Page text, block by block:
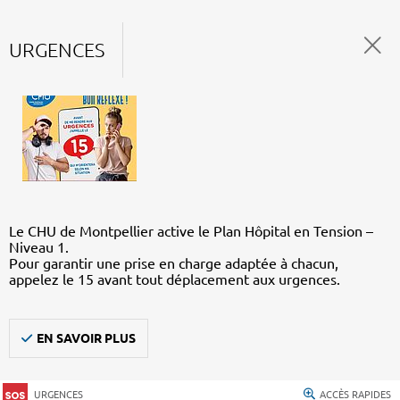
URGENCES
Le CHU de Montpellier active le Plan Hôpital en Tension –
Niveau 1.
Pour garantir une prise en charge adaptée à chacun,
appelez le 15 avant tout déplacement aux urgences.
EN SAVOIR PLUS
URGENCES ACCÈS RAPIDES